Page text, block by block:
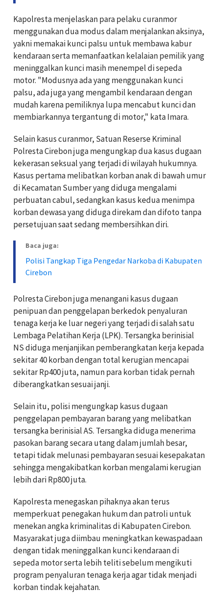
Kapolresta menjelaskan para pelaku curanmor
menggunakan dua modus dalam menjalankan aksinya,
yakni memakai kunci palsu untuk membawa kabur
kendaraan serta memanfaatkan kelalaian pemilik yang
meninggalkan kunci masih menempel di sepeda
motor. "Modusnya ada yang menggunakan kunci
palsu, ada juga yang mengambil kendaraan dengan
mudah karena pemiliknya lupa mencabut kunci dan
membiarkannya tergantung di motor," kata Imara.
Selain kasus curanmor, Satuan Reserse Kriminal
Polresta Cirebon juga mengungkap dua kasus dugaan
kekerasan seksual yang terjadi di wilayah hukumnya.
Kasus pertama melibatkan korban anak di bawah umur
di Kecamatan Sumber yang diduga mengalami
perbuatan cabul, sedangkan kasus kedua menimpa
korban dewasa yang diduga direkam dan difoto tanpa
persetujuan saat sedang membersihkan diri.
Baca juga:
Polisi Tangkap Tiga Pengedar Narkoba di Kabupaten
Cirebon
Polresta Cirebon juga menangani kasus dugaan
penipuan dan penggelapan berkedok penyaluran
tenaga kerja ke luar negeri yang terjadi di salah satu
Lembaga Pelatihan Kerja (LPK). Tersangka berinisial
NS diduga menjanjikan pemberangkatan kerja kepada
sekitar 40 korban dengan total kerugian mencapai
sekitar Rp400 juta, namun para korban tidak pernah
diberangkatkan sesuai janji.
Selain itu, polisi mengungkap kasus dugaan
penggelapan pembayaran barang yang melibatkan
tersangka berinisial AS. Tersangka diduga menerima
pasokan barang secara utang dalam jumlah besar,
tetapi tidak melunasi pembayaran sesuai kesepakatan
sehingga mengakibatkan korban mengalami kerugian
lebih dari Rp800 juta.
Kapolresta menegaskan pihaknya akan terus
memperkuat penegakan hukum dan patroli untuk
menekan angka kriminalitas di Kabupaten Cirebon.
Masyarakat juga diimbau meningkatkan kewaspadaan
dengan tidak meninggalkan kunci kendaraan di
sepeda motor serta lebih teliti sebelum mengikuti
program penyaluran tenaga kerja agar tidak menjadi
korban tindak kejahatan.